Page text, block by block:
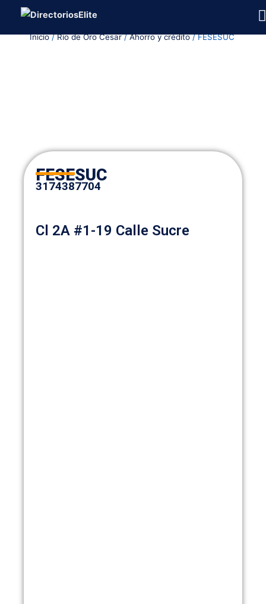
contenidoInicio/Rio de Oro Cesar/Ahorro y crédito/ FESESUC
FESESUC
3174387704
Cl 2A #1-19 Calle Sucre